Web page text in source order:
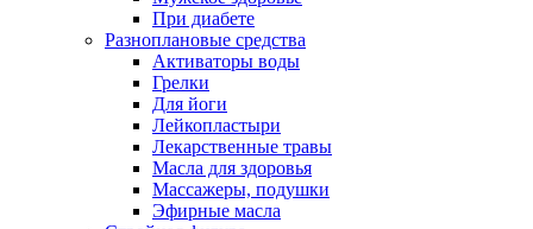
При диабете
Разноплановые средства
Активаторы воды
Грелки
Для йоги
Лейкопластыри
Лекарственные травы
Масла для здоровья
Массажеры, подушки
Эфирные масла